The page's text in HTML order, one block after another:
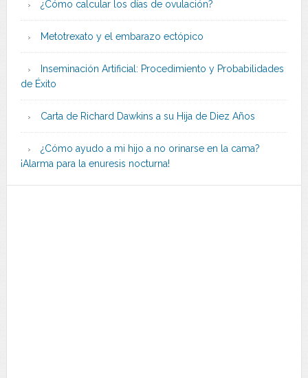
¿Cómo calcular los días de ovulación?
Metotrexato y el embarazo ectópico
Inseminación Artificial: Procedimiento y Probabilidades
de Éxito
Carta de Richard Dawkins a su Hija de Diez Años
¿Cómo ayudo a mi hijo a no orinarse en la cama?
¡Alarma para la enuresis nocturna!